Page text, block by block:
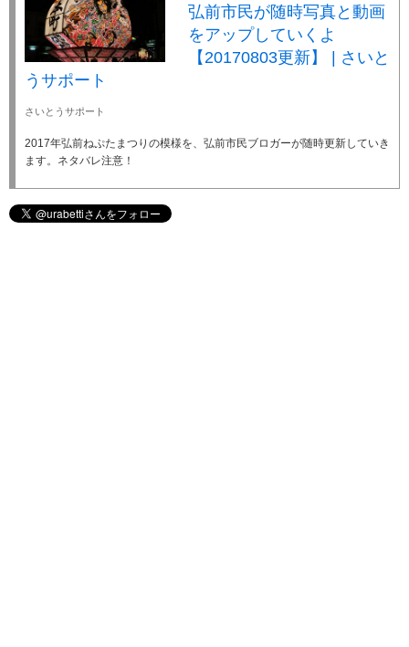
弘前市民が随時写真と動画
をアップしていくよ
【20170803更新】 | さいと
うサポート
さいとうサポート
2017年弘前ねぷたまつりの模様を、弘前市民ブロガーが随時更新していき
ます。ネタバレ注意！